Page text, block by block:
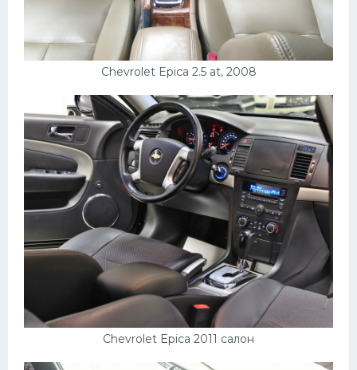
Chevrolet Epica 2.5 at, 2008
Chevrolet Epica 2011 салон